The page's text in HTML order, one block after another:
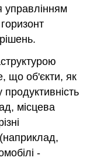
управлінням
що об'єкти, як
продуктивність
місцева
-